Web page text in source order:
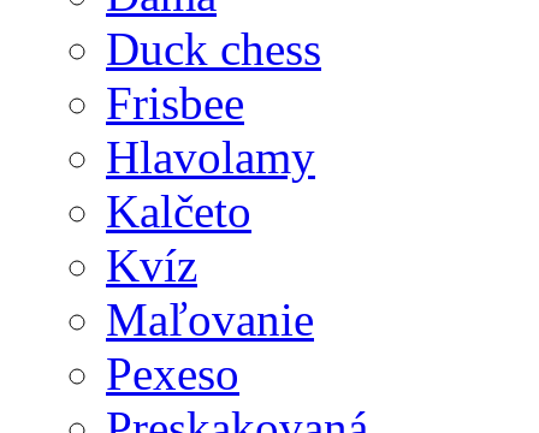
Duck chess
Frisbee
Hlavolamy
Kalčeto
Kvíz
Maľovanie
Pexeso